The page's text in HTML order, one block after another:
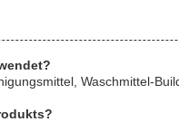
Waschmittel-